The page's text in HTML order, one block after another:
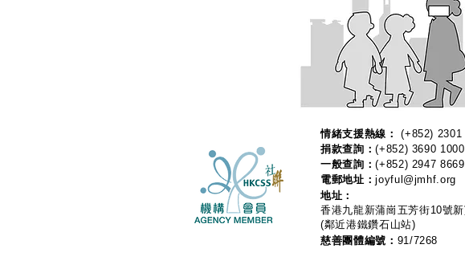
情緒支援熱線：​​(+852)
捐款查詢：(+852) 3690 1000
一般查詢：(+852) 2947 8669
電郵地址：joyful@jmhf.org
地址：
香港九龍新蒲崗五芳街10號
(鄰近港鐵鑽石山站)
慈善團體編號： 91/7268